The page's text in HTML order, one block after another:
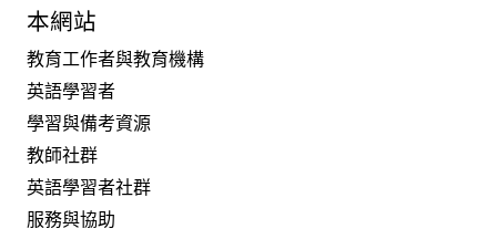
本網站
教育工作者與教育機構
英語學習者
學習與備考資源
教師社群
英語學習者社群
服務與協助